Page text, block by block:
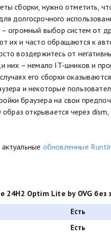
сборки, нужно отметить,
долгосрочного
огромный выбор систем от
их и часто обращаются к
воздержитесь от
них – немало IT-шников и
его сборки
и некоторые
браузера на свои
открывается через
обновленные
Optim Lite by OVG без
Есть
Есть